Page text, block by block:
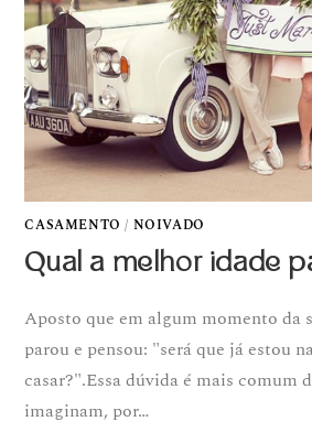
CASAMENTO / NOIVADO
Qual a melhor idade
Aposto que em algum momento da
parou e pensou: "será que já estou
casar?".Essa dúvida é mais comum
imaginam, por…